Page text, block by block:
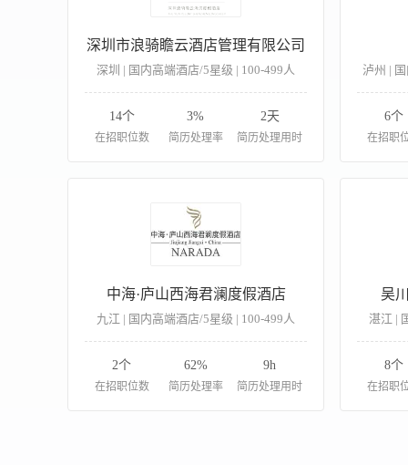
深圳市浪骑瞻云酒店管理有限公司
深圳 | 国内高端酒店/5星级 | 100-499人
14个
在招职位数
3%
简历处理率
2天
简历处理用时
泸州 |
6个
在招职
中海·庐山西海君澜度假酒店
九江 | 国内高端酒店/5星级 | 100-499人
2个
在招职位数
62%
简历处理率
9h
简历处理用时
吴
湛江 |
8个
在招职